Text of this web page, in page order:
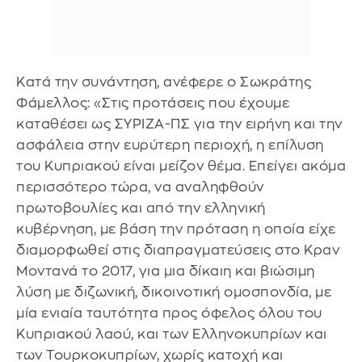
Κατά την συνάντηση, ανέφερε ο Σωκράτης
Φάμελλος: «Στις προτάσεις που έχουμε
καταθέσει ως ΣΥΡΙΖΑ-ΠΣ για την ειρήνη και την
ασφάλεια στην ευρύτερη περιοχή, η επίλυση
του Κυπριακού είναι μείζον θέμα. Επείγει ακόμα
περισσότερο τώρα, να αναληφθούν
πρωτοβουλίες και από την ελληνική
κυβέρνηση, με βάση την πρόταση η οποία είχε
διαμορφωθεί στις διαπραγματεύσεις στο Κραν
Μοντανά το 2017, για μια δίκαιη και βιώσιμη
λύση με διζωνική, δικοινοτική ομοσπονδία, με
μία ενιαία ταυτότητα προς όφελος όλου του
Κυπριακού λαού, και των Ελληνοκυπρίων και
των Τουρκοκυπρίων, χωρίς κατοχή και